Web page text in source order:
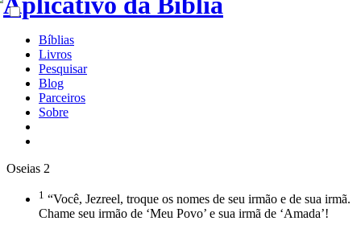
Bíblias
Livros
Pesquisar
Blog
Parceiros
Sobre
Oseias 2
1 “Você, Jezreel, troque os nomes de seu irmão e de sua irmã.
Chame seu irmão de ‘Meu Povo’ e sua irmã de ‘Amada’!